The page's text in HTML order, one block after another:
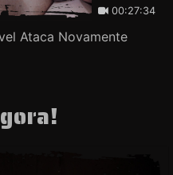
00:27:34
Ataca Novamente